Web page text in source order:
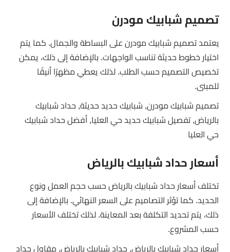
تصميم شبابيك مودرن
يعتمد تصميم شبابيك مودرن على البساطة والجمال. كما يتم
اختيار خطوط حديثة تناسب الواجهات. بالإضافة إلى ذلك، يمكن
تخصيص التصميم حسب الطلب. لذلك يعطي مظهرًا أنيقًا
للمبنى.
تصميم شبابيك مودرن, شبابيك حديد حديثة, حداد شبابيك
بالرياض, تفصيل شبابيك حديد حي العليا, أفضل حداد شبابيك
حي العليا
أسعار حداد شبابيك بالرياض
تختلف أسعار حداد شبابيك بالرياض حسب حجم العمل ونوع
الحديد. كما تؤثر التصاميم على السعر النهائي. بالإضافة إلى
ذلك، يتم تحديد التكلفة بعد المعاينة. لذلك تختلف الأسعار
حسب المشروع.
أسعار حداد شبابيك بالرياض, حداد شبابيك بالرياض, مقاول حداد